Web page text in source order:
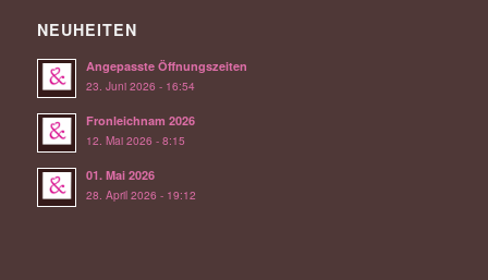
NEUHEITEN
Angepasste Öffnungszeiten
23. Juni 2026 - 16:54
Fronleichnam 2026
12. Mai 2026 - 8:15
01. Mai 2026
28. April 2026 - 19:12